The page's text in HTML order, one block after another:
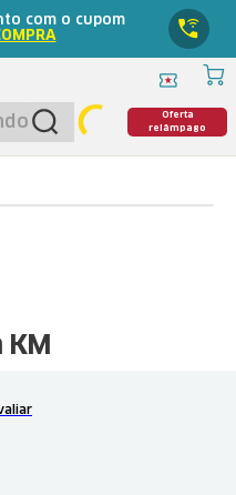
com o cupom
Oferta
relâmpago
KM